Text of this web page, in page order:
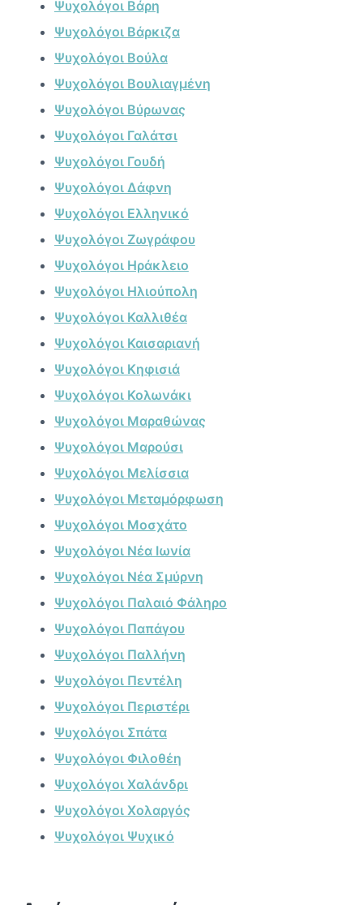
Ψυχολόγοι Βάρη
Ψυχολόγοι Βάρκιζα
Ψυχολόγοι Βούλα
Ψυχολόγοι Βουλιαγμένη
Ψυχολόγοι Βύρωνας
Ψυχολόγοι Γαλάτσι
Ψυχολόγοι Γουδή
Ψυχολόγοι Δάφνη
Ψυχολόγοι Ελληνικό
Ψυχολόγοι Ζωγράφου
Ψυχολόγοι Ηράκλειο
Ψυχολόγοι Ηλιούπολη
Ψυχολόγοι Καλλιθέα
Ψυχολόγοι Καισαριανή
Ψυχολόγοι Κηφισιά
Ψυχολόγοι Κολωνάκι
Ψυχολόγοι Μαραθώνας
Ψυχολόγοι Μαρούσι
Ψυχολόγοι Μελίσσια
Ψυχολόγοι Μεταμόρφωση
Ψυχολόγοι Μοσχάτο
Ψυχολόγοι Νέα Ιωνία
Ψυχολόγοι Νέα Σμύρνη
Ψυχολόγοι Παλαιό Φάληρο
Ψυχολόγοι Παπάγου
Ψυχολόγοι Παλλήνη
Ψυχολόγοι Πεντέλη
Ψυχολόγοι Περιστέρι
Ψυχολόγοι Σπάτα
Ψυχολόγοι Φιλοθέη
Ψυχολόγοι Χαλάνδρι
Ψυχολόγοι Χολαργός
Ψυχολόγοι Ψυχικό